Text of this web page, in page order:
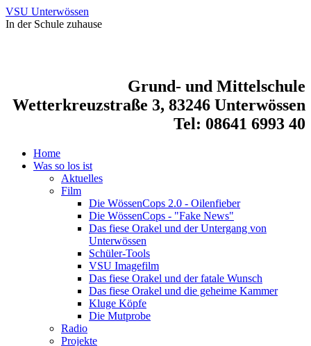
VSU Unterwössen
In der Schule zuhause
Grund- und Mittelschule
Wetterkreuzstraße 3, 83246 Unterwössen
Tel: 08641 6993 40
Home
Was so los ist
Aktuelles
Film
Die WössenCops 2.0 - Oilenfieber
Die WössenCops - "Fake News"
Das fiese Orakel und der Untergang von
Unterwössen
Schüler-Tools
VSU Imagefilm
Das fiese Orakel und der fatale Wunsch
Das fiese Orakel und die geheime Kammer
Kluge Köpfe
Die Mutprobe
Radio
Projekte